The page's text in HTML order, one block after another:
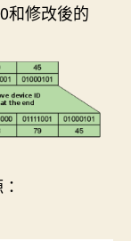
和修改後的